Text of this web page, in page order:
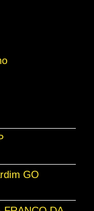
GO